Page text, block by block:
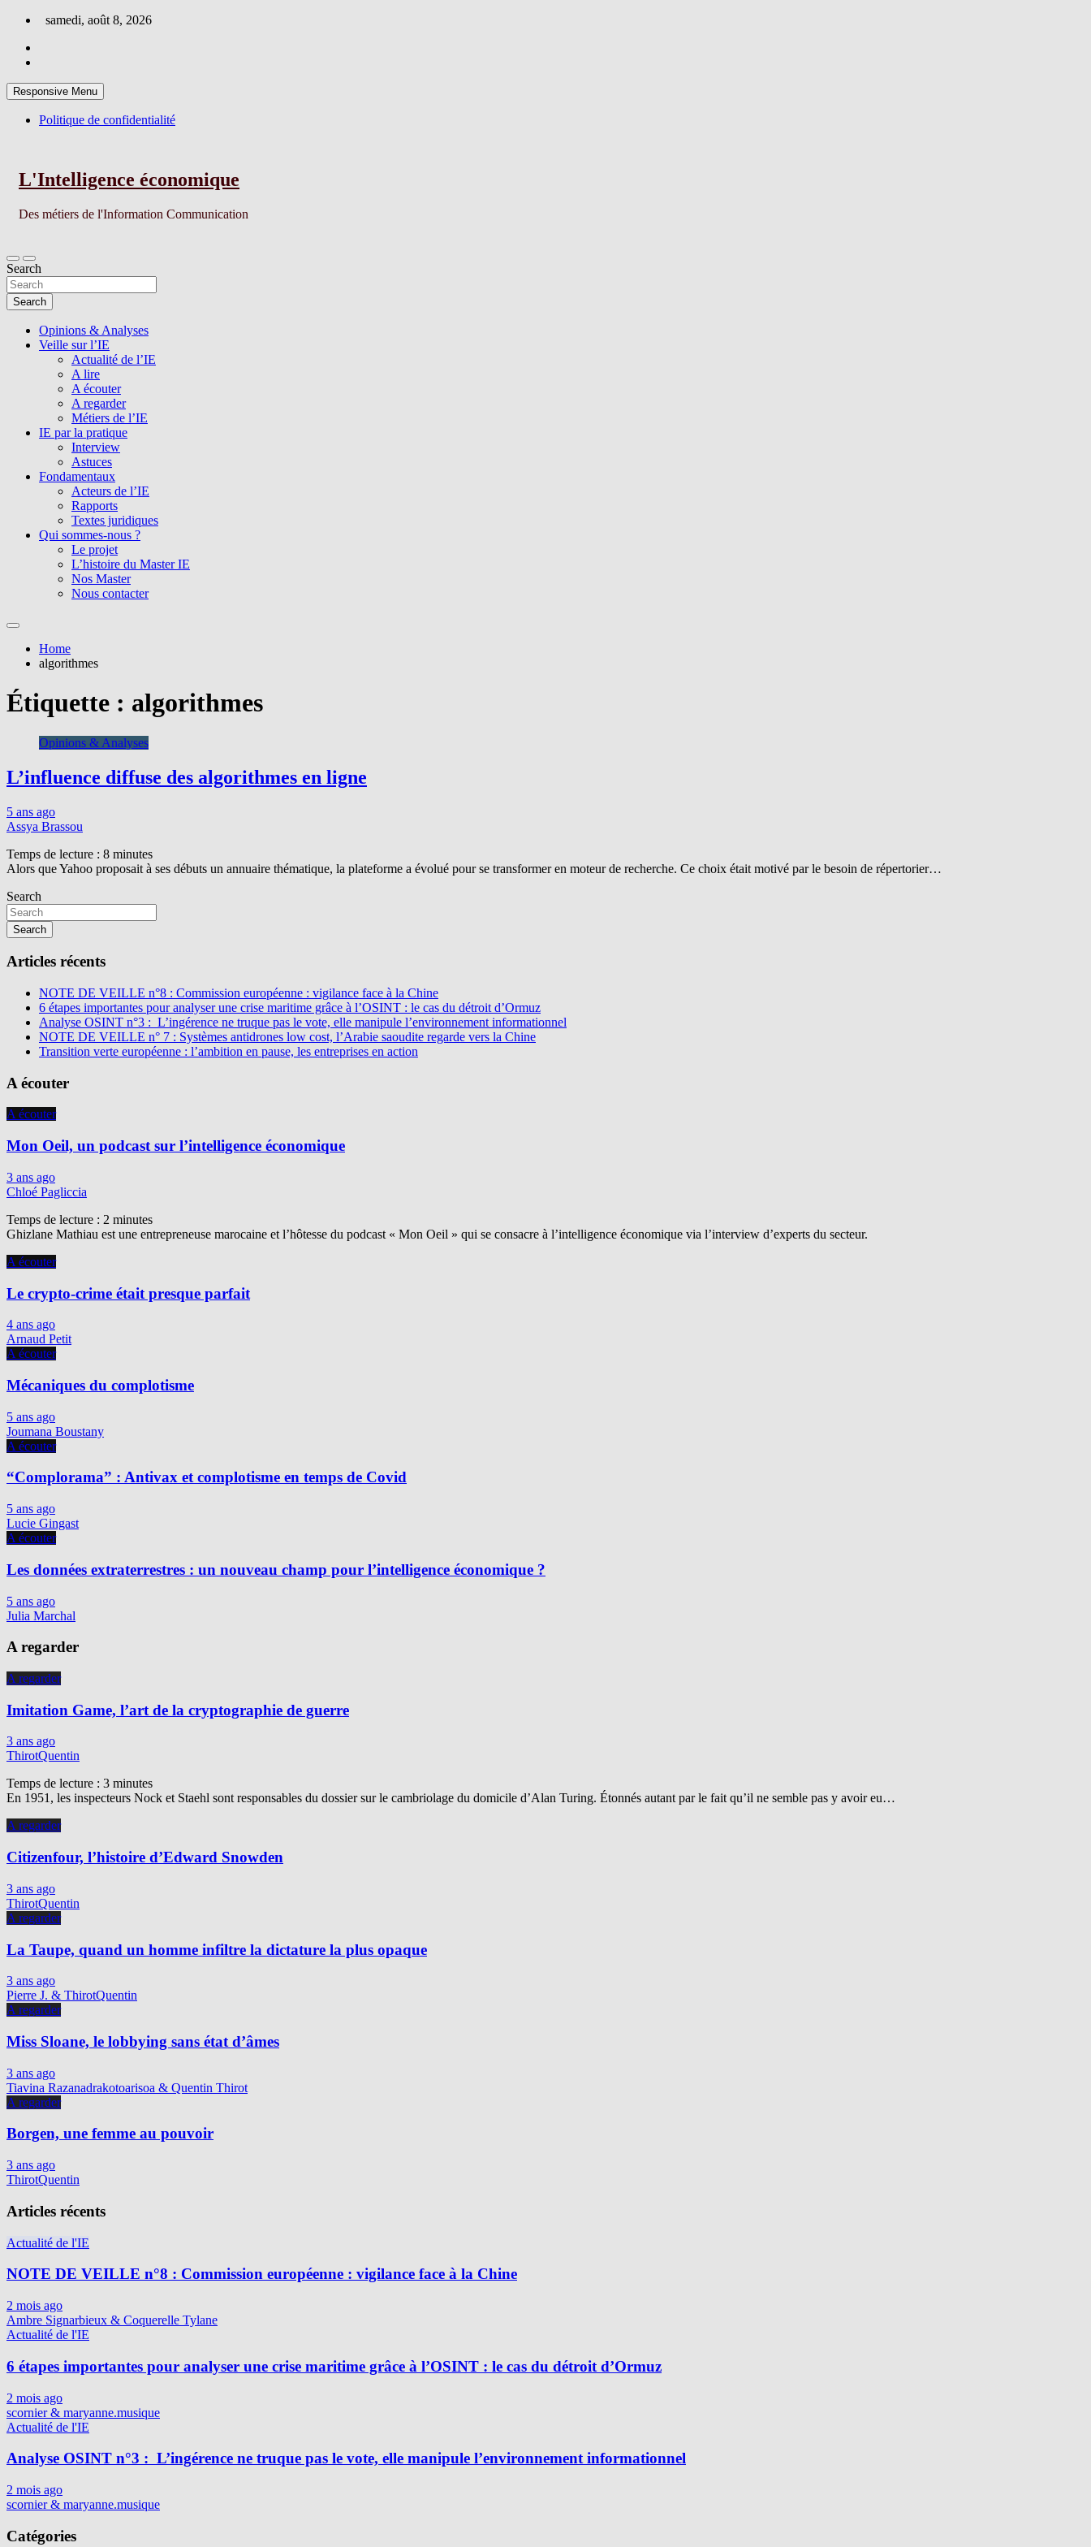
Skip
content
samedi, août 8, 2026
Responsive Menu
Politique de confidentialité
L'Intelligence économique
Des métiers de l'Information Communication
Search
Search
Opinions & Analyses
Veille sur l’IE
Actualité de l’IE
A lire
A écouter
A regarder
Métiers de l’IE
IE par la pratique
Interview
Astuces
Fondamentaux
Acteurs de l’IE
Rapports
Textes juridiques
Qui sommes-nous ?
Le projet
L’histoire du Master IE
Nos Master
Nous contacter
Home
algorithmes
Étiquette : algorithmes
Opinions & Analyses
L’influence diffuse des algorithmes en ligne
5 ans ago
Assya Brassou
Temps de lecture : 8 minutes
Alors que Yahoo proposait à ses débuts un annuaire thématique, la plateforme a évolué pour se transformer en moteur de recherche. Ce choix était motivé par le besoin de répertorier…
Search
Search
Articles récents
NOTE DE VEILLE n°8 : Commission européenne : vigilance face à la Chine
6 étapes importantes pour analyser une crise maritime grâce à l’OSINT : le cas du détroit d’Ormuz
Analyse OSINT n°3 : L’ingérence ne truque pas le vote, elle manipule l’environnement informationnel
NOTE DE VEILLE n° 7 : Systèmes antidrones low cost, l’Arabie saoudite regarde vers la Chine
Transition verte européenne : l’ambition en pause, les entreprises en action
A écouter
A écouter
Mon Oeil, un podcast sur l’intelligence économique
3 ans ago
Chloé Pagliccia
Temps de lecture : 2 minutes
Ghizlane Mathiau est une entrepreneuse marocaine et l’hôtesse du podcast « Mon Oeil » qui se consacre à l’intelligence économique via l’interview d’experts du secteur.
A écouter
Le crypto-crime était presque parfait
4 ans ago
Arnaud Petit
A écouter
Mécaniques du complotisme
5 ans ago
Joumana Boustany
A écouter
“Complorama” : Antivax et complotisme en temps de Covid
5 ans ago
Lucie Gingast
A écouter
Les données extraterrestres : un nouveau champ pour l’intelligence économique ?
5 ans ago
Julia Marchal
A regarder
A regarder
Imitation Game, l’art de la cryptographie de guerre
3 ans ago
ThirotQuentin
Temps de lecture : 3 minutes
En 1951, les inspecteurs Nock et Staehl sont responsables du dossier sur le cambriolage du domicile d’Alan Turing. Étonnés autant par le fait qu’il ne semble pas y avoir eu…
A regarder
Citizenfour, l’histoire d’Edward Snowden
3 ans ago
ThirotQuentin
A regarder
La Taupe, quand un homme infiltre la dictature la plus opaque
3 ans ago
Pierre J. & ThirotQuentin
A regarder
Miss Sloane, le lobbying sans état d’âmes
3 ans ago
Tiavina Razanadrakotoarisoa & Quentin Thirot
A regarder
Borgen, une femme au pouvoir
3 ans ago
ThirotQuentin
Articles récents
Actualité de l'IE
NOTE DE VEILLE n°8 : Commission européenne : vigilance face à la Chine
2 mois ago
Ambre Signarbieux & Coquerelle Tylane
Actualité de l'IE
6 étapes importantes pour analyser une crise maritime grâce à l’OSINT : le cas du détroit d’Ormuz
2 mois ago
scornier & maryanne.musique
Actualité de l'IE
Analyse OSINT n°3 : L’ingérence ne truque pas le vote, elle manipule l’environnement informationnel
2 mois ago
scornier & maryanne.musique
Catégories